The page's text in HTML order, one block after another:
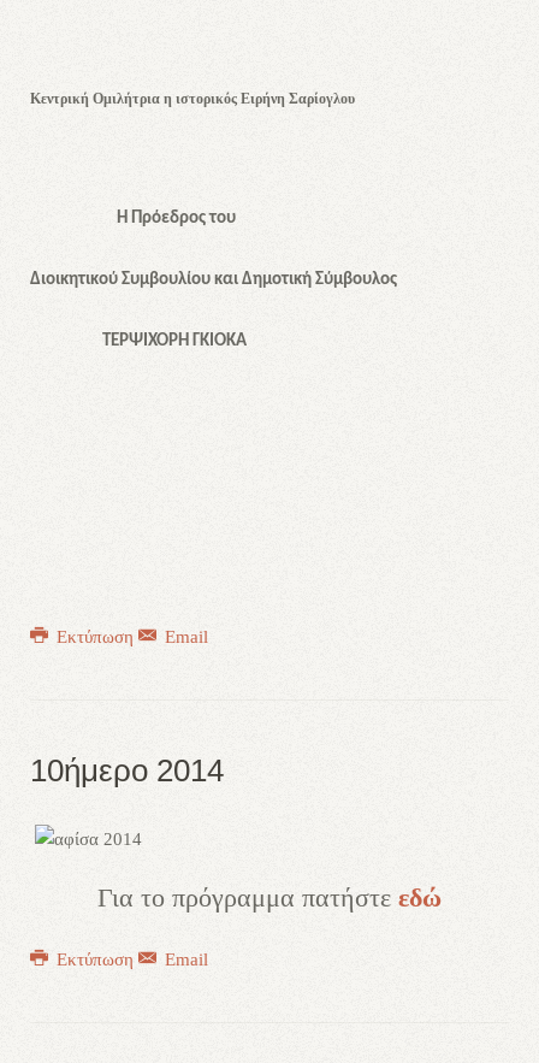
Κεντρική Ομιλήτρια η ιστορικός Ειρήνη Σαρίογλου
Η Πρόεδρος του
Διοικητικού Συμβουλίου και Δημοτική Σύμβουλος
ΤΕΡΨΙΧΟΡΗ ΓΚΙΟΚΑ
Εκτύπωση Email
10ήμερο 2014
Για το πρόγραμμα πατήστε εδώ
Εκτύπωση Email